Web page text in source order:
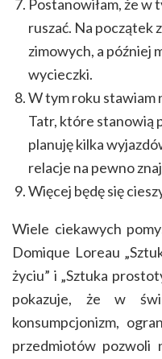
Postanowiłam, że w
ruszać. Na początek
zimowych, a później
wycieczki.
W tym roku stawiam
Tatr, które stanowią
planuję kilka
relacje na pewno
Więcej będę się
Wiele ciekawych
Domique Loreau
życiu” i „Sztuka
pokazuje, że w
konsumpcjonizm,
przedmiotów pozwoli